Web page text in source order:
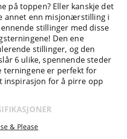
på toppen? Eller kanskje det
annet enn misjonærstilling i
stillinger med disse
Den ene
stillinger, og den
6 ulike, spennende steder
terningene er perfekt for
inspirasjon for å pirre opp
& Please